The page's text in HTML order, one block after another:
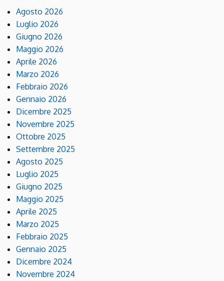
Agosto 2026
Luglio 2026
Giugno 2026
Maggio 2026
Aprile 2026
Marzo 2026
Febbraio 2026
Gennaio 2026
Dicembre 2025
Novembre 2025
Ottobre 2025
Settembre 2025
Agosto 2025
Luglio 2025
Giugno 2025
Maggio 2025
Aprile 2025
Marzo 2025
Febbraio 2025
Gennaio 2025
Dicembre 2024
Novembre 2024